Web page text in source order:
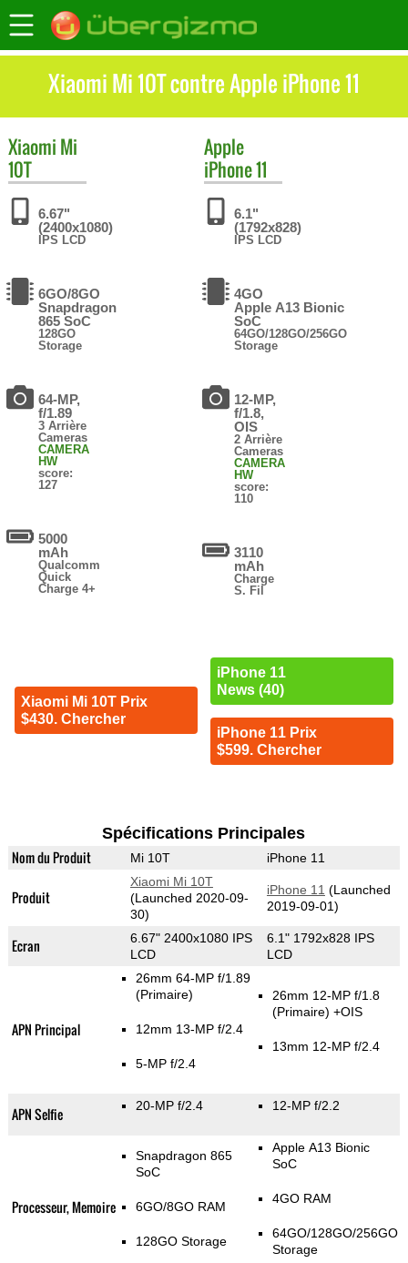
Xiaomi Mi 10T contre Apple iPhone 11
Xiaomi Mi
10T
6.67"
(2400x1080)
IPS LCD
6GO/8GO
Snapdragon
865 SoC
128GO
Storage
64-MP,
f/1.89
3 Arrière
Cameras
CAMERA
HW
score:
127
5000
mAh
Qualcomm
Quick
Charge 4+
Xiaomi Mi 10T Prix
$430. Chercher
Apple
iPhone 11
6.1"
(1792x828)
IPS LCD
4GO
Apple A13 Bionic
SoC
64GO/128GO/256GO
Storage
12-MP,
f/1.8,
OIS
2 Arrière
Cameras
CAMERA
HW
score:
110
3110
mAh
Charge
S. Fil
iPhone 11
News (40)
iPhone 11 Prix
$599. Chercher
Spécifications Principales
Nom du Produit Mi 10T iPhone 11
Produit
Xiaomi Mi 10T
(Launched 2020-09-
30)
iPhone 11 (Launched
2019-09-01)
Ecran
6.67" 2400x1080 IPS
LCD
6.1" 1792x828 IPS
LCD
APN Principal
26mm 64-MP f/1.89
(Primaire)
12mm 13-MP f/2.4
5-MP f/2.4
26mm 12-MP f/1.8
(Primaire) +OIS
13mm 12-MP f/2.4
APN Selfie 20-MP f/2.4 12-MP f/2.2
Processeur, Memoire
Snapdragon 865
SoC
6GO/8GO RAM
128GO Storage
Apple A13 Bionic
SoC
4GO RAM
64GO/128GO/256GO
Storage